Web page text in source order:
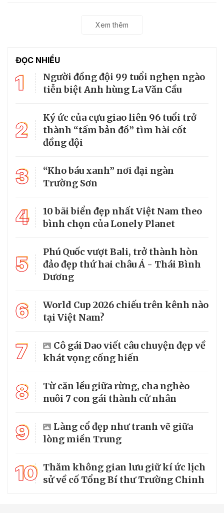
Xem thêm
ĐỌC NHIỀU
1
Người đồng đội 99 tuổi nghẹn ngào
tiễn biệt Anh hùng La Văn Cầu
2
Ký ức của cựu giao liên 96 tuổi trở
thành “tấm bản đồ” tìm hài cốt
đồng đội
3
“Kho báu xanh” nơi đại ngàn
Trường Sơn
4
10 bãi biển đẹp nhất Việt Nam theo
bình chọn của Lonely Planet
5
Phú Quốc vượt Bali, trở thành hòn
đảo đẹp thứ hai châu Á - Thái Bình
Dương
6
World Cup 2026 chiếu trên kênh nào
tại Việt Nam?
7
Cô gái Dao viết câu chuyện đẹp về
khát vọng cống hiến
8
Từ căn lều giữa rừng, cha nghèo
nuôi 7 con gái thành cử nhân
9
Làng cổ đẹp như tranh vẽ giữa
lòng miền Trung
10 Thăm không gian lưu giữ kí ức lịch
sử về cố Tổng Bí thư Trường Chinh